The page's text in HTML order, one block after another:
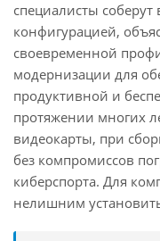
специалисты
конфигурацией,
своевременной
модернизации для
продуктивной и
протяжении многих
видеокарты, при
без компромиссов
киберспорта. Для
нелишним